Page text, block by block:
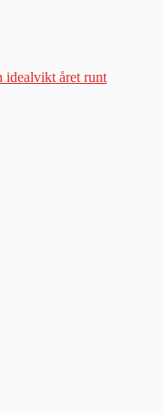
idealvikt året runt